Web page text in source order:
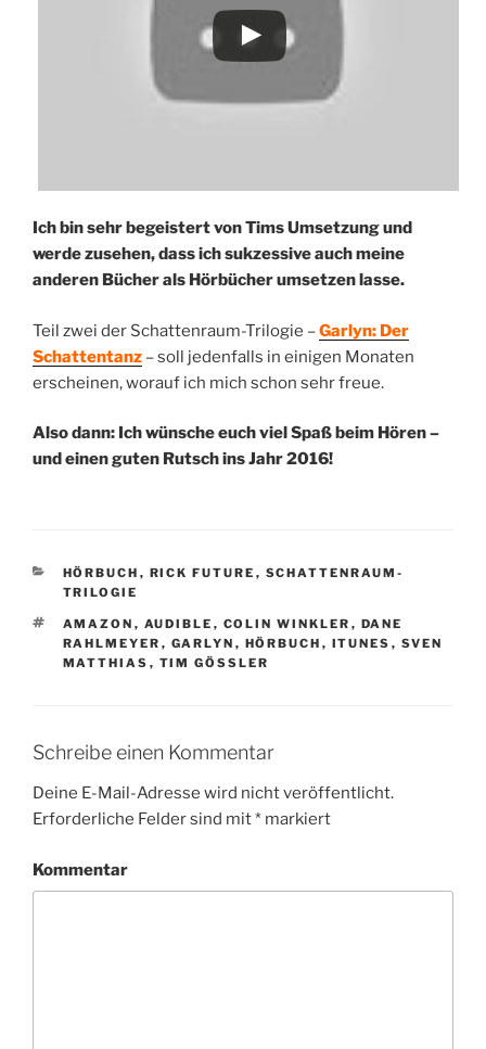
Ich bin sehr begeistert von Tims Umsetzung und
werde zusehen, dass ich sukzessive auch meine
anderen Bücher als Hörbücher umsetzen lasse.
Teil zwei der Schattenraum-Trilogie –Garlyn: Der
Schattentanz – soll jedenfalls in einigen Monaten
erscheinen, worauf ich mich schon sehr freue.
Also dann: Ich wünsche euch viel Spaß beim Hören –
und einen guten Rutsch ins Jahr 2016!
KATEGORIEN
HÖRBUCH , RICK FUTURE , SCHATTENRAUM-
TRILOGIE
SCHLAGWÖRTER
AMAZON , AUDIBLE , COLIN WINKLER , DANE
RAHLMEYER , GARLYN , HÖRBUCH , ITUNES , SVEN
MATTHIAS , TIM GÖSSLER
Schreibe einen Kommentar
Deine E-Mail-Adresse wird nicht veröffentlicht.
Erforderliche Felder sind mit* markiert
Kommentar